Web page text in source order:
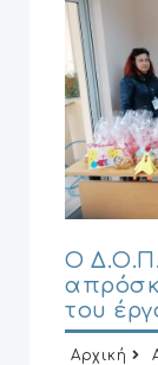
Ο
του
Αρχική